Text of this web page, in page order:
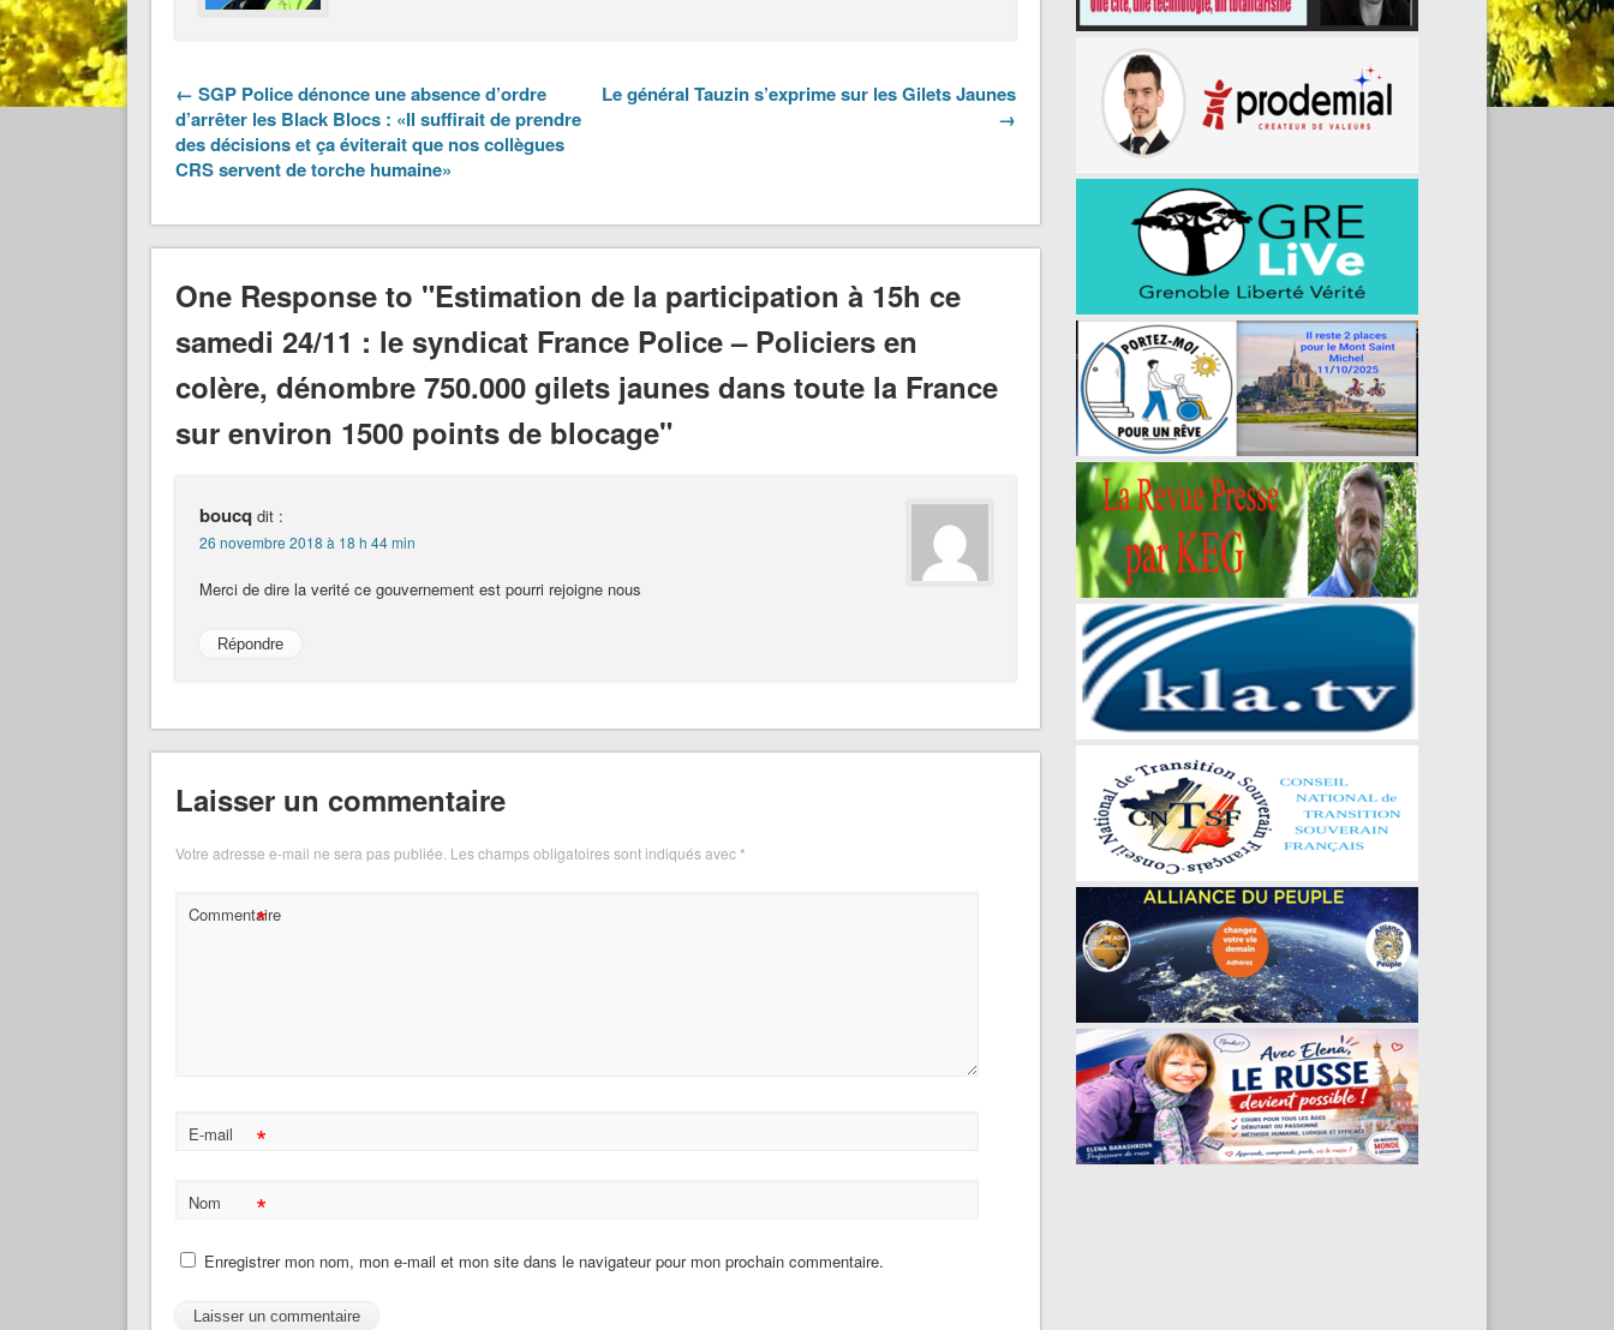
← SGP Police dénonce une absence d’ordre
d’arrêter les Black Blocs : «Il suffirait de prendre
des décisions et ça éviterait que nos collègues
CRS servent de torche humaine»
Le général Tauzin s’exprime sur les Gilets Jaunes
→
One Response to "Estimation de la participation à 15h ce
samedi 24/11 : le syndicat France Police – Policiers en
colère, dénombre 750.000 gilets jaunes dans toute la France
sur environ 1500 points de blocage"
boucq dit :
26 novembre 2018 à 18 h 44 min
Merci de dire la verité ce gouvernement est pourri rejoigne nous
Répondre
Laisser un commentaire
Votre adresse e-mail ne sera pas publiée. Les champs obligatoires sont indiqués avec*
Commentaire
*
E-mail *
Nom *
Enregistrer mon nom, mon e-mail et mon site dans le navigateur pour mon prochain commentaire.